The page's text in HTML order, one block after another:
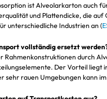
ist Alveolarkarton auch
und Plattendicke, die
unterschiedliche Industrien an (
vollständig ersetzt
Rahmenkonstruktionen durch
Der Vorteil
rauen Umgebungen kann